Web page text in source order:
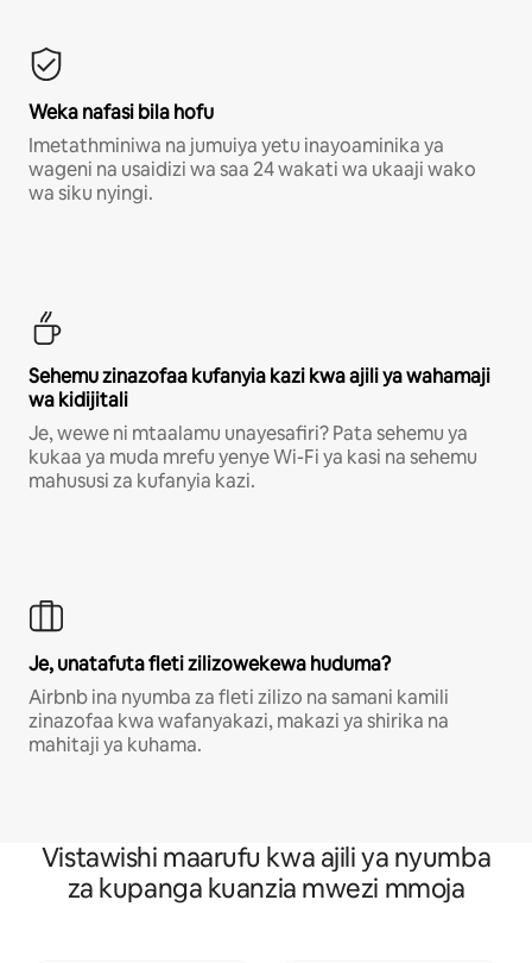
Weka nafasi bila hofu
Imetathminiwa na jumuiya yetu inayoaminika ya
wageni na usaidizi wa saa 24 wakati wa ukaaji wako
wa siku nyingi.
Sehemu zinazofaa kufanyia kazi kwa ajili ya wahamaji
wa kidijitali
Je, wewe ni mtaalamu unayesafiri? Pata sehemu ya
kukaa ya muda mrefu yenye Wi-Fi ya kasi na sehemu
mahususi za kufanyia kazi.
Je, unatafuta fleti zilizowekewa huduma?
Airbnb ina nyumba za fleti zilizo na samani kamili
zinazofaa kwa wafanyakazi, makazi ya shirika na
mahitaji ya kuhama.
Vistawishi maarufu kwa ajili ya nyumba
za kupanga kuanzia mwezi mmoja